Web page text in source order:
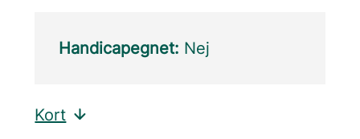
Handicapegnet: Nej
Kort